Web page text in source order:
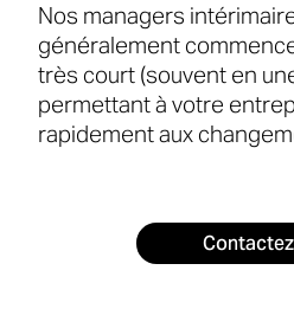
Nos managers
généralement
très court (souvent en
permettant à votre
rapidement aux